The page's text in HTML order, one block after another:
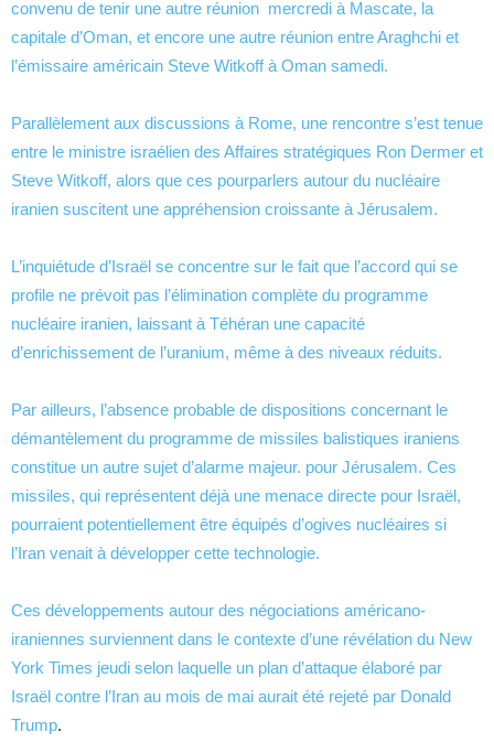
convenu de tenir une autre réunion mercredi à Mascate, la
capitale d’Oman, et encore une autre réunion entre Araghchi et
l’émissaire américain Steve Witkoff à Oman samedi.
Parallèlement aux discussions à Rome, une rencontre s’est tenue
entre le ministre israélien des Affaires stratégiques Ron Dermer et
Steve Witkoff, alors que ces pourparlers autour du nucléaire
iranien suscitent une appréhension croissante à Jérusalem.
L’inquiétude d’Israël se concentre sur le fait que l’accord qui se
profile ne prévoit pas l’élimination complète du programme
nucléaire iranien, laissant à Téhéran une capacité
d’enrichissement de l’uranium, même à des niveaux réduits.
Par ailleurs, l’absence probable de dispositions concernant le
démantèlement du programme de missiles balistiques iraniens
constitue un autre sujet d’alarme majeur. pour Jérusalem. Ces
missiles, qui représentent déjà une menace directe pour Israël,
pourraient potentiellement être équipés d’ogives nucléaires si
l’Iran venait à développer cette technologie.
Ces développements autour des négociations américano-
iraniennes surviennent dans le contexte d’une révélation du New
York Times jeudi selon laquelle un plan d’attaque élaboré par
Israël contre l’Iran au mois de mai aurait été rejeté par Donald
Trump.